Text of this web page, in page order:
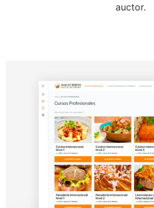
auctor.